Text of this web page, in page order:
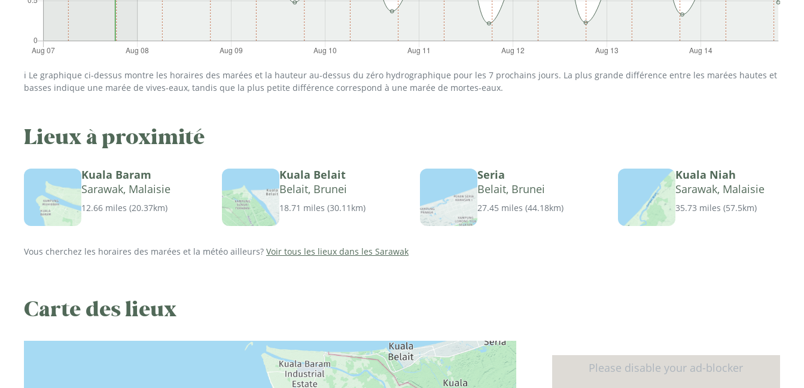
ℹ️ Le graphique ci-dessus montre les horaires des marées et la hauteur au-dessus du zéro hydrographique pour les 7 prochains jours. La plus grande différence entre les marées hautes et
basses indique une marée de vives-eaux, tandis que la plus petite différence correspond à une marée de mortes-eaux.
Lieux à proximité
Kuala Baram
Sarawak, Malaisie
12.66 miles (20.37km)
Kuala Belait
Belait, Brunei
18.71 miles (30.11km)
Seria
Belait, Brunei
27.45 miles (44.18km)
Kuala Niah
Sarawak, Malaisie
35.73 miles (57.5km)
Vous cherchez les horaires des marées et la météo ailleurs? Voir tous les lieux dans les Sarawak
Carte des lieux